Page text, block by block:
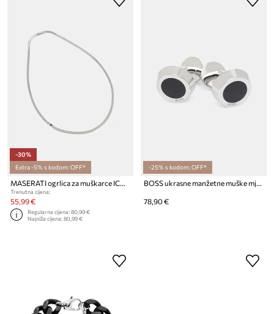
-30%
Extra -5% s kodom: OFF*
Trenutna cijena:
55,99 €
Regularna cijena:80,99 €
Najniža cijena:80,99 €
-25% s kodom: OFF*
78,90 €